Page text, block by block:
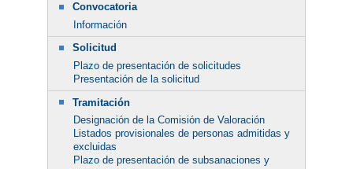
Convocatoria
Información
Solicitud
Plazo de presentación de solicitudes
Presentación de la solicitud
Tramitación
Designación de la Comisión de Valoración
Listados provisionales de personas admitidas y
excluidas
Plazo de presentación de subsanaciones y